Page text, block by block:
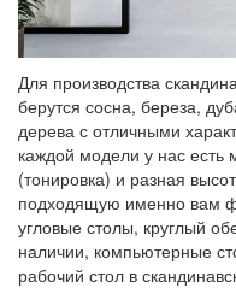
Для производства
берутся сосна, береза,
дерева с отличными
каждой модели у нас есть
(тонировка) и разная
подходящую именно вам
угловые столы, круглый
наличии, компьютерные
рабочий стол в